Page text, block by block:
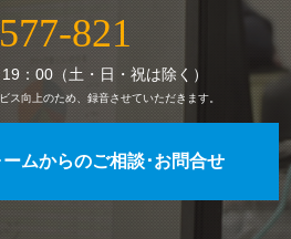
821
：00（土・日・祝は除く）
ス向上のため、録音させていただきます。
ームからのご相談･お問合せ